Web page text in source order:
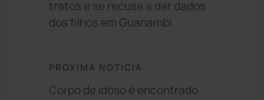
tratos e se recusa a dar dados
dos filhos em Guanambi
PRÓXIMA NOTÍCIA
Corpo de idoso é encontrado